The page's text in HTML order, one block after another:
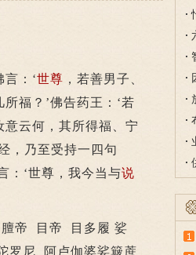
：‘世尊 ，若善男子、
福？’佛告药王：‘若
云何，其所得福、宁
，乃至受持一四句
：‘世尊，我今当与说
帝 目帝 目多履 娑
尼 阿卢伽婆娑簸蔗